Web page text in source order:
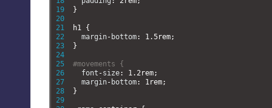
19
20
21
22
23
24
25
26
27
28
29
}
h1 {
margin- bottom: 1.5rem;
}
#movements {
font -size: 1.2rem;
margin- bottom: 1rem;
}